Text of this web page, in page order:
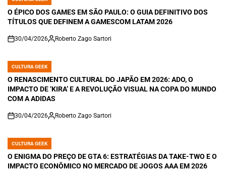
POSTED
IN
O ÉPICO DOS GAMES EM SÃO PAULO: O GUIA DEFINITIVO DOS
TÍTULOS QUE DEFINEM A GAMESCOM LATAM 2026
on
30/04/2026 Roberto Zago Sartori
POSTED
IN
CULTURA GEEK
O RENASCIMENTO CULTURAL DO JAPÃO EM 2026: ADO, O
IMPACTO DE ‘KIRA’ E A REVOLUÇÃO VISUAL NA COPA DO MUNDO
COM A ADIDAS
on
30/04/2026 Roberto Zago Sartori
POSTED
IN
CULTURA GEEK
O ENIGMA DO PREÇO DE GTA 6: ESTRATÉGIAS DA TAKE-TWO E O
IMPACTO ECONÔMICO NO MERCADO DE JOGOS AAA EM 2026